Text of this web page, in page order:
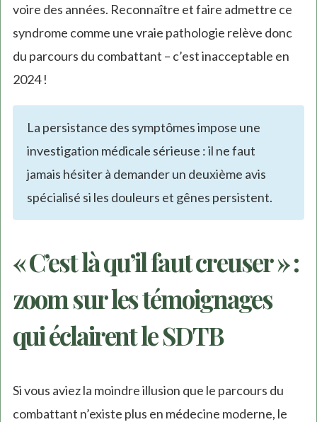
voire des années. Reconnaître et faire admettre ce
syndrome comme une vraie pathologie relève donc
du parcours du combattant – c’est inacceptable en
2024 !
La persistance des symptômes impose une
investigation médicale sérieuse : il ne faut
jamais hésiter à demander un deuxième avis
spécialisé si les douleurs et gênes persistent.
« C’est là qu’il faut creuser » :
zoom sur les témoignages
qui éclairent le SDTB
Si vous aviez la moindre illusion que le parcours du
combattant n’existe plus en médecine moderne, le